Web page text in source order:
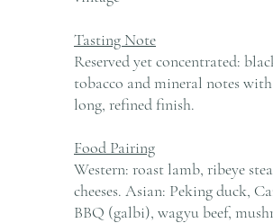
Tasting Note
Reserved yet concentrated:
tobacco and mineral notes
long, refined finish.
Food Pairing
Western: roast lamb, ribeye
cheeses. Asian: Peking duck,
BBQ (galbi), wagyu beef,